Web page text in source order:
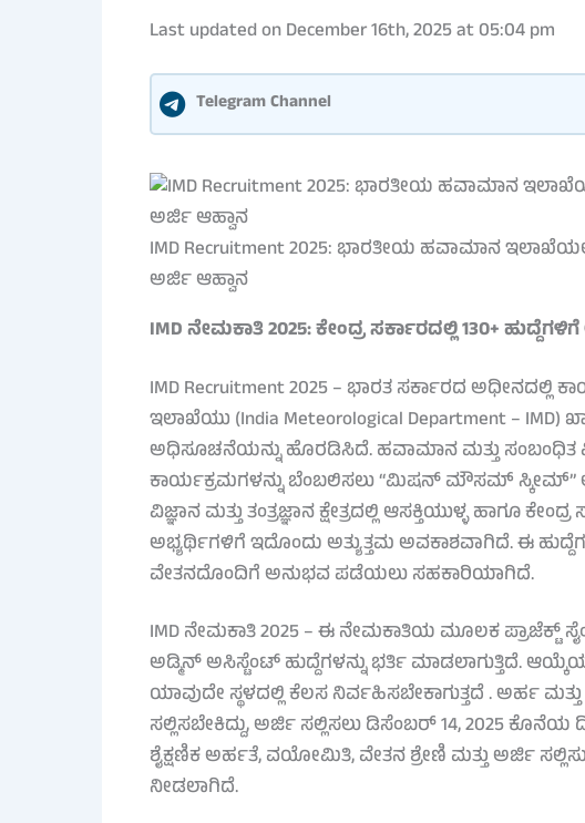
Last updated on December 16th, 2025 at 05:04 pm
Telegram Channel
IMD Recruitment 2025: ಭಾರತೀಯ ಹವಾಮಾನ
ಅರ್ಜಿ ಆಹ್ವಾನ
IMD ನೇಮಕಾತಿ 2025: ಕೇಂದ್ರ ಸರ್ಕಾರದಲ್ಲಿ 130+
IMD Recruitment 2025 – ಭಾರತ ಸರ್ಕಾರದ ಅಧೀನದಲ್ಲಿ
ಇಲಾಖೆಯು (India Meteorological Department –
ಅಧಿಸೂಚನೆಯನ್ನು ಹೊರಡಿಸಿದೆ. ಹವಾಮಾನ ಮತ್ತು ಸಂಬಂಧಿತ
ಕಾರ್ಯಕ್ರಮಗಳನ್ನು ಬೆಂಬಲಿಸಲು “ಮಿಷನ್ ಮೌಸಮ್ ಸ್ಕೀಮ್”
ವಿಜ್ಞಾನ ಮತ್ತು ತಂತ್ರಜ್ಞಾನ ಕ್ಷೇತ್ರದಲ್ಲಿ ಆಸಕ್ತಿಯುಳ್ಳ ಹಾಗೂ
ಅಭ್ಯರ್ಥಿಗಳಿಗೆ ಇದೊಂದು ಅತ್ಯುತ್ತಮ ಅವಕಾಶವಾಗಿದೆ. ಈ
ವೇತನದೊಂದಿಗೆ ಅನುಭವ ಪಡೆಯಲು ಸಹಕಾರಿಯಾಗಿದೆ.
IMD ನೇಮಕಾತಿ 2025 – ಈ ನೇಮಕಾತಿಯ ಮೂಲಕ ಪ್ರಾಜೆಕ್ಟ್
ಅಡ್ಮಿನ್ ಅಸಿಸ್ಟೆಂಟ್ ಹುದ್ದೆಗಳನ್ನು ಭರ್ತಿ ಮಾಡಲಾಗುತ್ತಿದೆ.
ಯಾವುದೇ ಸ್ಥಳದಲ್ಲಿ ಕೆಲಸ ನಿರ್ವಹಿಸಬೇಕಾಗುತ್ತದೆ . ಅರ್ಹ
ಸಲ್ಲಿಸಬೇಕಿದ್ದು, ಅರ್ಜಿ ಸಲ್ಲಿಸಲು ಡಿಸೆಂಬರ್ 14, 2025
ಶೈಕ್ಷಣಿಕ ಅರ್ಹತೆ, ವಯೋಮಿತಿ, ವೇತನ ಶ್ರೇಣಿ ಮತ್ತು ಅರ್ಜಿ
ನೀಡಲಾಗಿದೆ.